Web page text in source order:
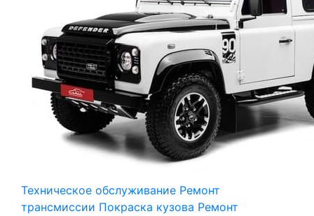
Техническое обслуживание Ремонт
трансмиссии Покраска кузова Ремонт